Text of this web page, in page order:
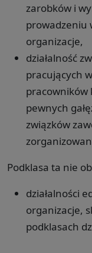
zarobków i
prowadzeniu
organizacje,
działalność
pracujących
pracowników
pewnych
związków
Podklasa ta nie
działalności
organizacje,
podklasach